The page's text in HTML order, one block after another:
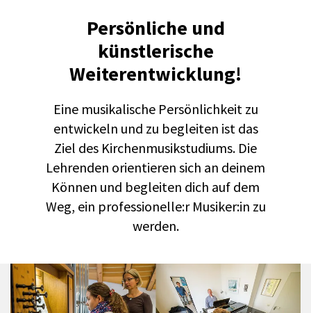
Persönliche und
künstlerische
Weiterentwicklung!
Eine musikalische Persönlichkeit zu
entwickeln und zu begleiten ist das
Ziel des Kirchenmusikstudiums. Die
Lehrenden orientieren sich an deinem
Können und begleiten dich auf dem
Weg, ein professionelle:r Musiker:in zu
werden.